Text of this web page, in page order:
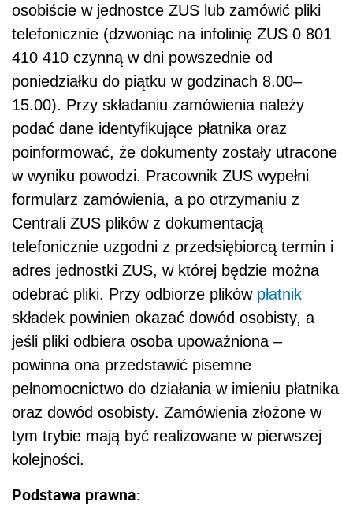
osobiście w jednostce ZUS lub zamówić pliki
telefonicznie (dzwoniąc na infolinię ZUS 0 801
410 410 czynną w dni powszednie od
poniedziałku do piątku w godzinach 8.00–
15.00). Przy składaniu zamówienia należy
podać dane identyfikujące płatnika oraz
poinformować, że dokumenty zostały utracone
w wyniku powodzi. Pracownik ZUS wypełni
formularz zamówienia, a po otrzymaniu z
Centrali ZUS plików z dokumentacją
telefonicznie uzgodni z przedsiębiorcą termin i
adres jednostki ZUS, w której będzie można
odebrać pliki. Przy odbiorze plików płatnik
składek powinien okazać dowód osobisty, a
jeśli pliki odbiera osoba upoważniona –
powinna ona przedstawić pisemne
pełnomocnictwo do działania w imieniu płatnika
oraz dowód osobisty. Zamówienia złożone w
tym trybie mają być realizowane w pierwszej
kolejności.
Podstawa prawna: